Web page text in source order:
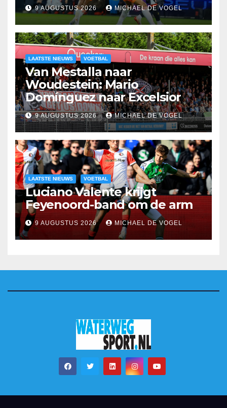
9 AUGUSTUS 2026 MICHAEL DE VOGEL
LAATSTE NIEUWS VOETBAL
Van Mestalla naar
Woudestein: Mario
Domínguez naar Excelsior
9 AUGUSTUS 2026 MICHAEL DE VOGEL
LAATSTE NIEUWS VOETBAL
Luciano Valente krijgt
Feyenoord-band om de arm
9 AUGUSTUS 2026 MICHAEL DE VOGEL